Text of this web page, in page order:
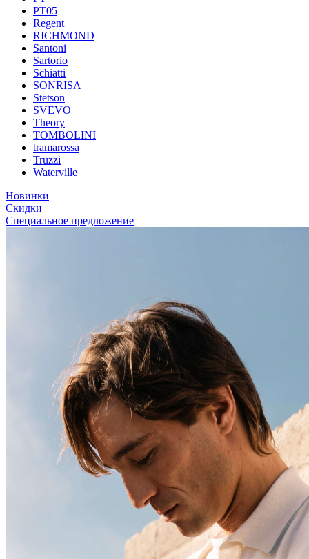
PT05
Regent
RICHMOND
Santoni
Sartorio
Schiatti
SONRISA
Stetson
SVEVO
Theory
TOMBOLINI
tramarossa
Truzzi
Waterville
Новинки
Скидки
Специальное предложение